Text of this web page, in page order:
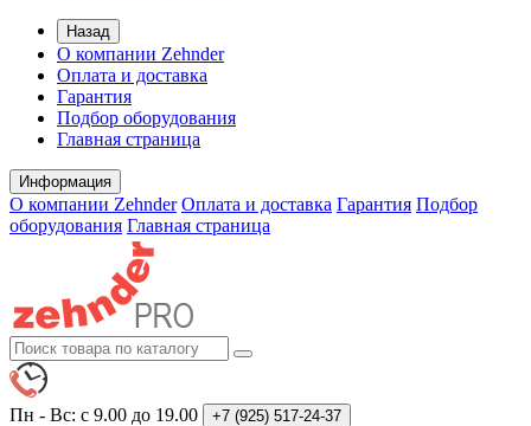
Назад
О компании Zehnder
Оплата и доставка
Гарантия
Подбор оборудования
Главная страница
Информация
О компании Zehnder Оплата и доставка Гарантия Подбор
оборудования Главная страница
Пн - Вс: с 9.00 до 19.00 +7 (925) 517-24-37